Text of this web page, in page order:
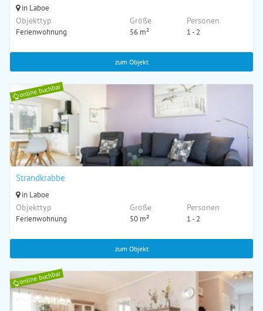
in Laboe
Objekttyp
Ferienwohnung
Größe
56 m²
Personen
1 - 2
zum Objekt
online buchbar
Strandkrabbe
in Laboe
Objekttyp
Ferienwohnung
Größe
50 m²
Personen
1 - 2
zum Objekt
online buchbar